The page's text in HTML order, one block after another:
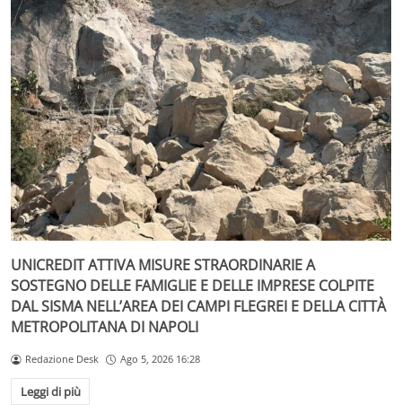
UNICREDIT ATTIVA MISURE STRAORDINARIE A
SOSTEGNO DELLE FAMIGLIE E DELLE IMPRESE COLPITE
DAL SISMA NELL’AREA DEI CAMPI FLEGREI E DELLA CITTÀ
METROPOLITANA DI NAPOLI
Redazione Desk Ago 5, 2026 16:28
Leggi di più